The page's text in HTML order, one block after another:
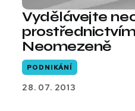
Vydělávejte
Neomezeně
PODNIKÁNÍ
28. 07. 2013